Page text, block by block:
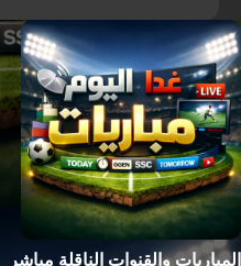
المباريات والقنوات الناقلة مباشر